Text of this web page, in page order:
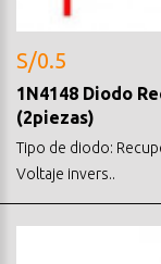
S/0.5
1N4148 Diodo
(2piezas)
Tipo de diodo:
Voltaje invers..